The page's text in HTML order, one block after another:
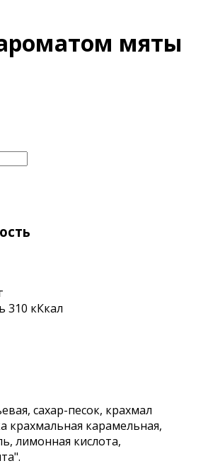
мяты
310 кКкал
сахар-песок, крахмал
крахмальная карамельная,
лимонная кислота,